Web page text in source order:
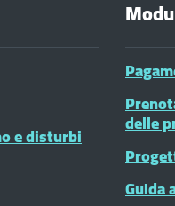
e disturbi
delle
Guida